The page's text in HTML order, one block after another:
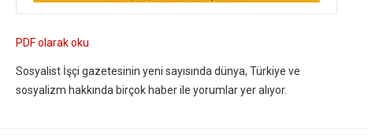
PDF olarak oku
Sosyalist İşçi gazetesinin yeni sayısında dünya, Türkiye ve
sosyalizm hakkında birçok haber ile yorumlar yer alıyor.